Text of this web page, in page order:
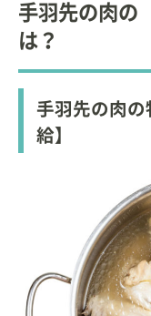
手羽先の肉の
は？
手羽先の肉
給】